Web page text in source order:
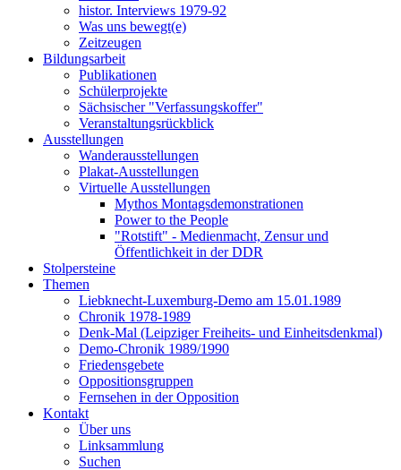
histor. Interviews 1979-92
Was uns bewegt(e)
Zeitzeugen
Bildungsarbeit
Publikationen
Schülerprojekte
Sächsischer "Verfassungskoffer"
Veranstaltungsrückblick
Ausstellungen
Wanderausstellungen
Plakat-Ausstellungen
Virtuelle Ausstellungen
Mythos Montagsdemonstrationen
Power to the People
"Rotstift" - Medienmacht, Zensur und
Öffentlichkeit in der DDR
Stolpersteine
Themen
Liebknecht-Luxemburg-Demo am 15.01.1989
Chronik 1978-1989
Denk-Mal (Leipziger Freiheits- und Einheitsdenkmal)
Demo-Chronik 1989/1990
Friedensgebete
Oppositionsgruppen
Fernsehen in der Opposition
Kontakt
Über uns
Linksammlung
Suchen